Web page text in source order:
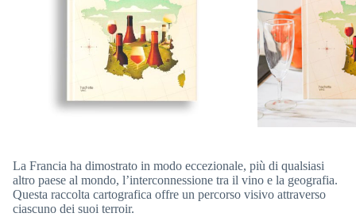
La Francia ha dimostrato in modo eccezionale, più di qualsiasi
altro paese al mondo, l’interconnessione tra il vino e la geografia.
Questa raccolta cartografica offre un percorso visivo attraverso
ciascuno dei suoi terroir.